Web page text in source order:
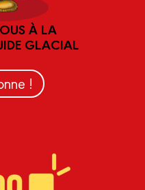
À LA
GLACIAL
!